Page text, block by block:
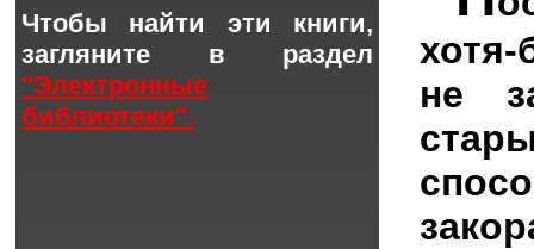
не
Чтобы найти эти книги,
загляните в раздел
"Электронные
библиотеки".